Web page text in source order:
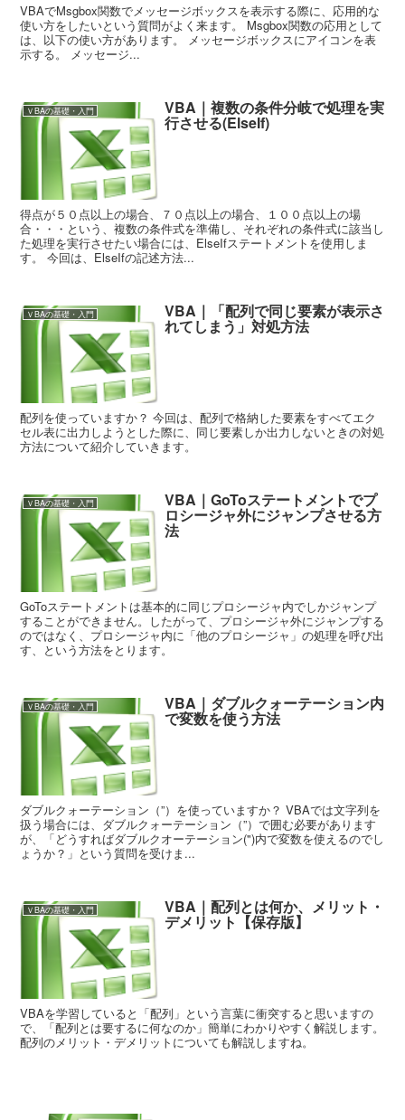
VBAでMsgbox関数でメッセージボックスを表示する際に、応用的な
使い方をしたいという質問がよく来ます。 Msgbox関数の応用として
は、以下の使い方があります。 メッセージボックスにアイコンを表
示する。 メッセージ...
ＶBAの基礎・入門 VBA｜複数の条件分岐で処理を実
行させる(ElseIf)
得点が５０点以上の場合、７０点以上の場合、１００点以上の場
合・・・という、複数の条件式を準備し、それぞれの条件式に該当し
た処理を実行させたい場合には、ElseIfステートメントを使用しま
す。 今回は、ElseIfの記述方法...
ＶBAの基礎・入門 VBA｜「配列で同じ要素が表示さ
れてしまう」対処方法
配列を使っていますか？ 今回は、配列で格納した要素をすべてエク
セル表に出力しようとした際に、同じ要素しか出力しないときの対処
方法について紹介していきます。
ＶBAの基礎・入門 VBA｜GoToステートメントでプ
ロシージャ外にジャンプさせる方
法
GoToステートメントは基本的に同じプロシージャ内でしかジャンプ
することができません。したがって、プロシージャ外にジャンプする
のではなく、プロシージャ内に「他のプロシージャ」の処理を呼び出
す、という方法をとります。
ＶBAの基礎・入門 VBA｜ダブルクォーテーション内
で変数を使う方法
ダブルクォーテーション（”）を使っていますか？ VBAでは文字列を
扱う場合には、ダブルクォーテーション（”）で囲む必要があります
が、「どうすればダブルクオーテーション(")内で変数を使えるのでし
ょうか？」という質問を受けま...
ＶBAの基礎・入門 VBA｜配列とは何か、メリット・
デメリット【保存版】
VBAを学習していると「配列」という言葉に衝突すると思いますの
で、「配列とは要するに何なのか」簡単にわかりやすく解説します。
配列のメリット・デメリットについても解説しますね。